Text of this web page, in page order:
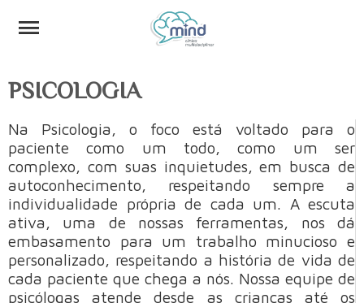
PSICOLOGIA
Na Psicologia, o foco está voltado para o
paciente como um todo, como um ser
complexo, com suas inquietudes, em busca de
autoconhecimento, respeitando sempre a
individualidade própria de cada um. A escuta
ativa, uma de nossas ferramentas, nos dá
embasamento para um trabalho minucioso e
personalizado, respeitando a história de vida de
cada paciente que chega a nós. Nossa equipe de
psicólogas atende desde as crianças até os